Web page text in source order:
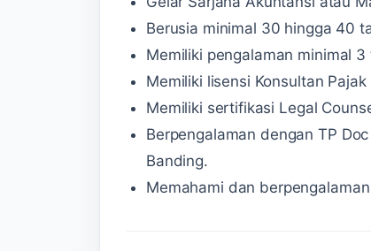
Berusia minimal 30 hingga 40
Memiliki pengalaman minimal
Memiliki lisensi Konsultan
Memiliki sertifikasi Legal
Berpengalaman dengan TP
Banding.
Memahami dan